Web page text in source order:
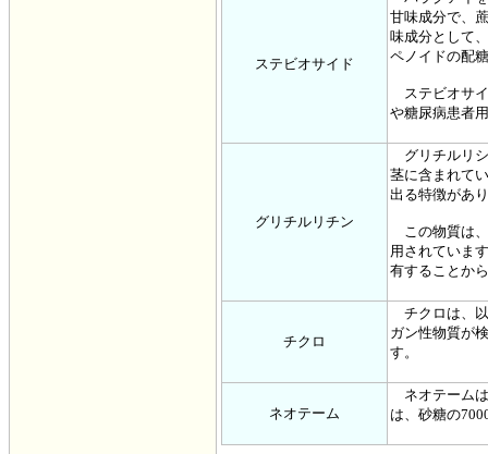
ステビオサイド
甘味成分で、
味成分として
ペノイドの配
ステビオサ
や糖尿病患者
グリチルリチン
グリチルリ
茎に含まれて
出る特徴があ
この物質は
用されていま
有することか
チクロ
チクロは、
ガン性物質が
す。
ネオテーム
ネオテーム
は、砂糖の